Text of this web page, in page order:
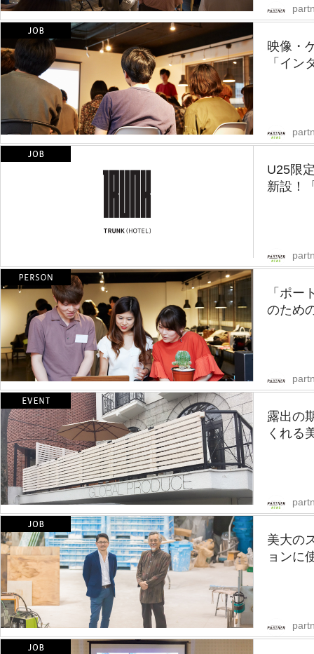
映像・
「イン
U25限
新設！
「ポー
のため
露出の
くれる
美大の
ョンに